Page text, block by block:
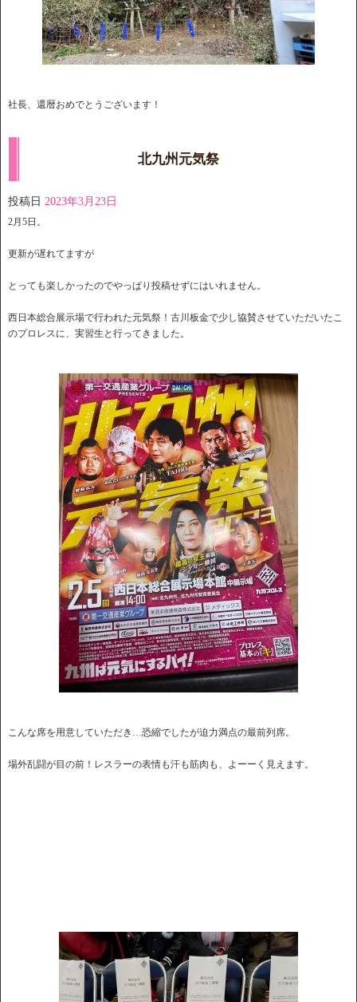
社長、還暦おめでとうございます！
北九州元気祭
投稿日 2023年3月23日
2月5日。
更新が遅れてますが
とっても楽しかったのでやっぱり投稿せずにはいれません。
西日本総合展示場で行われた元気祭！古川板金で少し協賛させていただいたこ
のプロレスに、実習生と行ってきました。
こんな席を用意していただき…恐縮でしたが迫力満点の最前列席。
場外乱闘が目の前！レスラーの表情も汗も筋肉も、よーーく見えます。